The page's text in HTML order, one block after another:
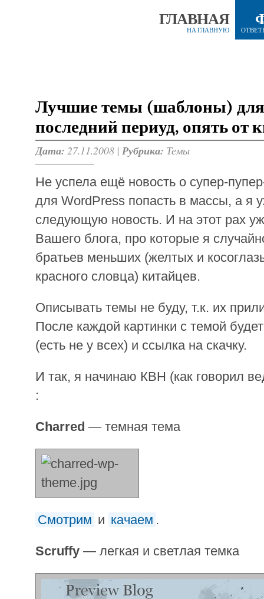
ГЛАВНАЯ
НА ГЛАВНУЮ
Лучшие темы (шаблоны) для
последний периуд, опять от
Дата: 27.11.2008 | Рубрика: Темы
Не успела ещё новость о супер-
для WordPress попасть в массы, а я
следующую новость. И на этот рах
Вашего блога, про которые я
братьев меньших (желтых и
красного словца) китайцев.
Описывать темы не буду, т.к. их
После каждой картинки с темой
(есть не у всех) и ссылка на скачку.
И так, я начинаю КВН (как говорил
:
Charred — темная тема
Смотрим и качаем .
Scruffy — легкая и светлая темка